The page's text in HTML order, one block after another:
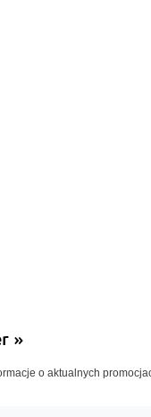
»
o aktualnych